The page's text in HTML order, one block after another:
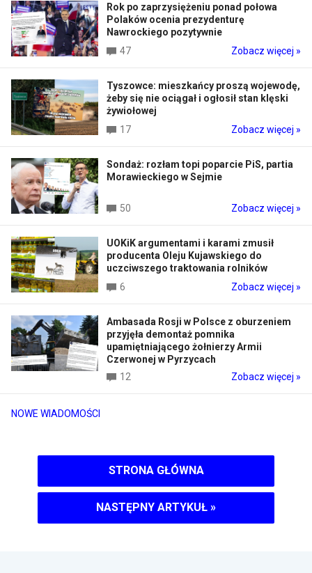
NOWE WIADOMOŚCI
Rok po zaprzysiężeniu ponad połowa
Polaków ocenia prezydenturę
Nawrockiego pozytywnie
47
Zobacz więcej »
Tyszowce: mieszkańcy proszą wojewodę,
żeby się nie ociągał i ogłosił stan klęski
żywiołowej
17
Zobacz więcej »
Sondaż: rozłam topi poparcie PiS, partia
Morawieckiego w Sejmie
50 Zobacz więcej »
UOKiK argumentami i karami zmusił
producenta Oleju Kujawskiego do
uczciwszego traktowania rolników
6
Zobacz więcej »
Ambasada Rosji w Polsce z oburzeniem
przyjęła demontaż pomnika
upamiętniającego żołnierzy Armii
Czerwonej w Pyrzycach
12
Zobacz więcej »
STRONA GŁÓWNA
NASTĘPNY ARTYKUŁ »